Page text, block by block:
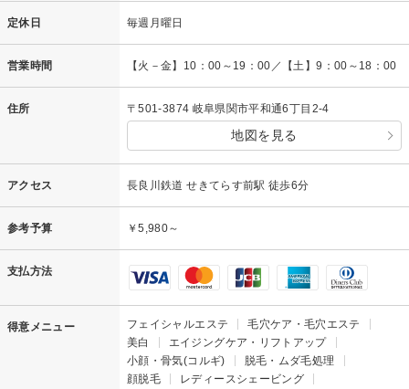
定休日 毎週月曜日
営業時間 【火－金】10：00～19：00／【土】9：00～18：00
住所 〒501-3874 岐阜県関市平和通6丁目2-4
地図を見る
アクセス 長良川鉄道 せきてらす前駅 徒歩6分
参考予算 ￥5,980～
支払方法
得意メニュー フェイシャルエステ
毛穴ケア・毛穴エステ
美白
エイジングケア・リフトアップ
小顔・骨気(コルギ)
脱毛・ムダ毛処理
顔脱毛
レディースシェービング